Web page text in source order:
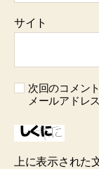
サイト
次回のコメン
メールアドレ
上に表示された